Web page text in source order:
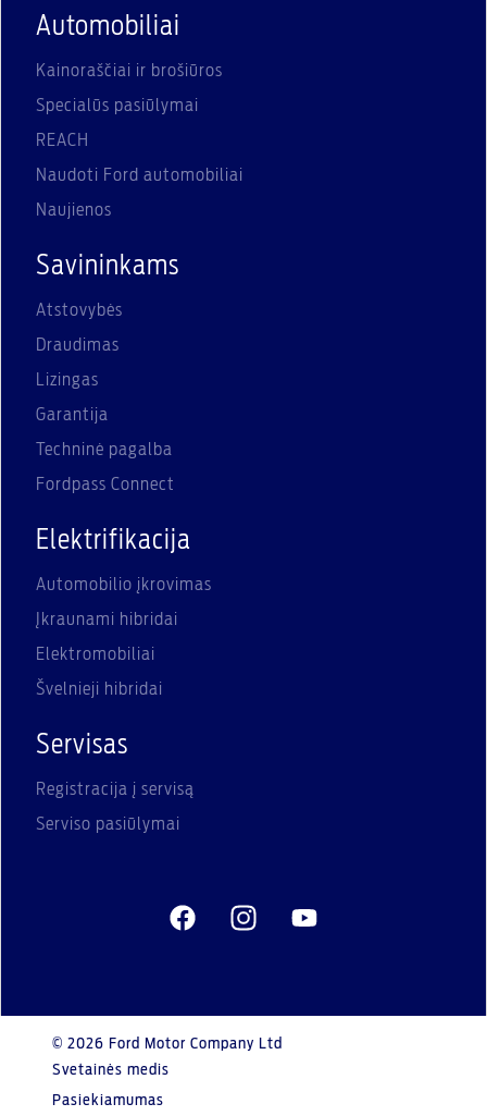
Automobiliai
Kainoraščiai ir brošiūros
Specialūs pasiūlymai
REACH
Naudoti Ford automobiliai
Naujienos
Savininkams
Atstovybės
Draudimas
Lizingas
Garantija
Techninė pagalba
Fordpass Connect
Elektrifikacija
Automobilio įkrovimas
Įkraunami hibridai
Elektromobiliai
Švelnieji hibridai
Servisas
Registracija į servisą
Serviso pasiūlymai
© 2026 Ford Motor Company Ltd
Svetainės medis
Pasiekiamumas